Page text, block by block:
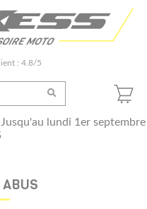
: 4.8/5
lundi 1er septembre